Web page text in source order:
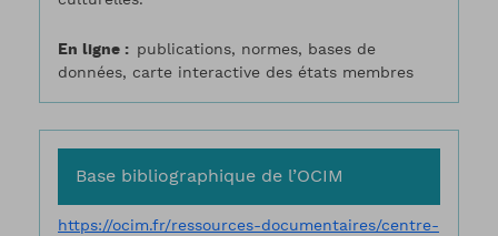
En ligne
publications, normes, bases de
données, carte interactive des états membres
Base bibliographique de l’OCIM
https://ocim.fr/ressources-documentaires/centre-